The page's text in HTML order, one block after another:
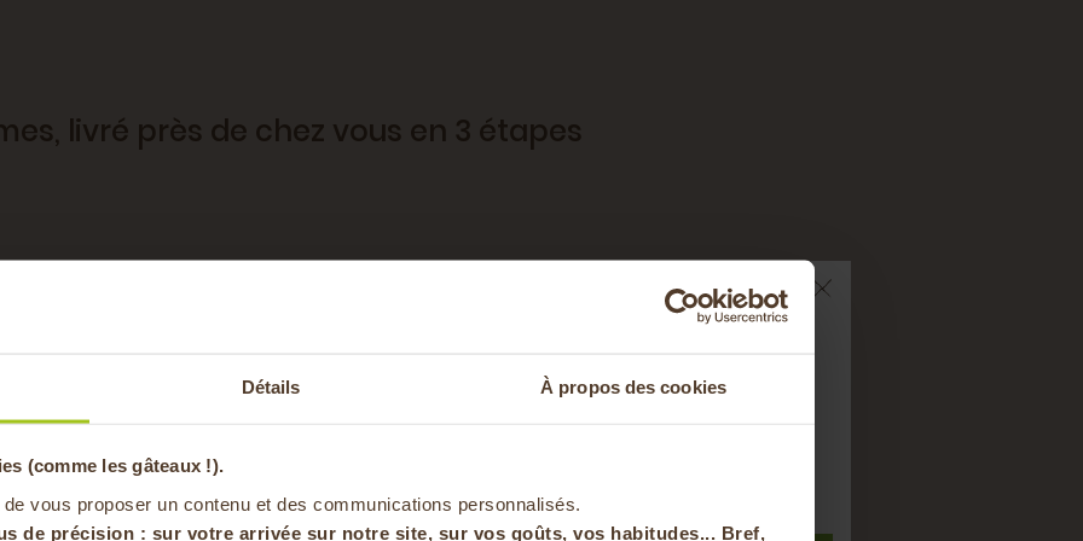
Détails À propos des cookies
(comme les gâteaux !).
vous proposer un contenu et des communications personnalisés.
de précision : sur votre arrivée sur notre site, sur vos goûts, vos habitudes... Bref,
livré près de chez vous en 3 étapes
saison
la carte
(fruits, légumes, épicerie fine)
-20% offerts sur votre
en vous inscrivant à notre newsletter